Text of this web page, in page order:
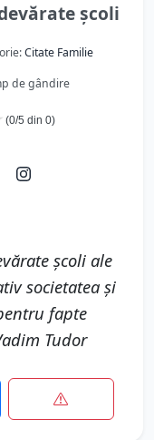
școli
Citate Familie
de gândire
(0/5 din 0)
școli ale
societatea și
fapte
Tudor